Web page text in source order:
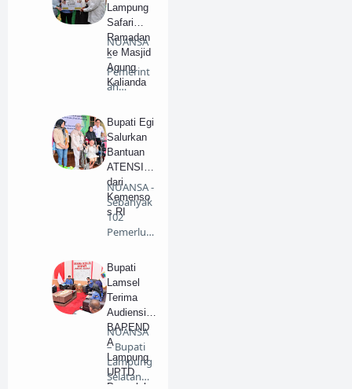
Lampung
Safari
Ramadan
ke Masjid
Agung
Kalianda
NUANSA
–
Pemerint
ah
n
(Pemkab)
Lampung
S…
Bupati Egi
Salurkan
Bantuan
ATENSI
dari
Kemenso
s RI
NUANSA -
Sebanyak
102
Pemerlu
n
Kesejaht…
Bupati
Lamsel
Terima
Audiensi
BAPEND
A
Lampung
UPTD
NUANSA
– Bupati
Lampung
Selatan